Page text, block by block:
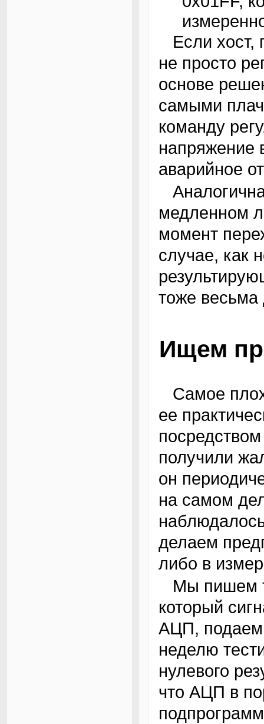
Если хост, получающий результаты измерения,
не просто
основе
самыми
команду
напряжение
аварийное
Аналогичная проблема может возникнуть при
медленном
момент
случае, как
тоже весьма
Ищем
Самое плохое в данной ситуации — это то, что
ее
получили
он
на самом
делаем
либо в
Мы пишем тест для измерения напряжения,
который
АЦП, подаем
неделю
нулевого
что АЦП в